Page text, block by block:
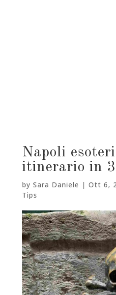
Napoli
itinerario in
by Sara Daniele | Ott 6,
Tips